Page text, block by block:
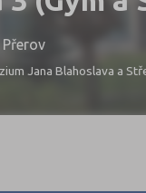
Jana Blahoslava a